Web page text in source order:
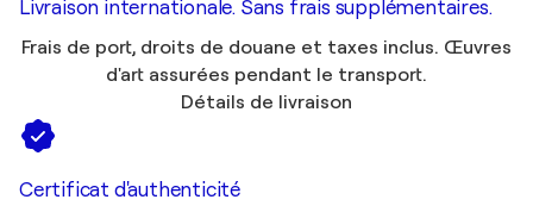
Livraison internationale. Sans frais supplémentaires.
Frais de port, droits de douane et taxes inclus. Œuvres
d'art assurées pendant le transport.
Détails de livraison
Certificat d'authenticité